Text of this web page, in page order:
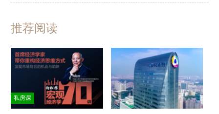
推荐阅读
私房课